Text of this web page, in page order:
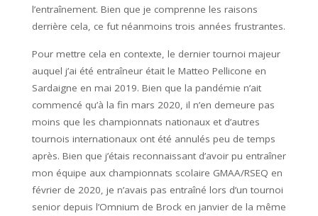
l’entraînement. Bien que je comprenne les raisons
derrière cela, ce fut néanmoins trois années frustrantes.
Pour mettre cela en contexte, le dernier tournoi majeur
auquel j’ai été entraîneur était le Matteo Pellicone en
Sardaigne en mai 2019. Bien que la pandémie n’ait
commencé qu’à la fin mars 2020, il n’en demeure pas
moins que les championnats nationaux et d’autres
tournois internationaux ont été annulés peu de temps
après. Bien que j’étais reconnaissant d’avoir pu entraîner
mon équipe aux championnats scolaire GMAA/RSEQ en
février de 2020, je n’avais pas entraîné lors d’un tournoi
senior depuis l’Omnium de Brock en janvier de la même